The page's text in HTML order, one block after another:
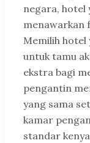
negara, hotel
menawarkan
Memilih hotel
untuk tamu
ekstra bagi
pengantin
yang sama
kamar
standar